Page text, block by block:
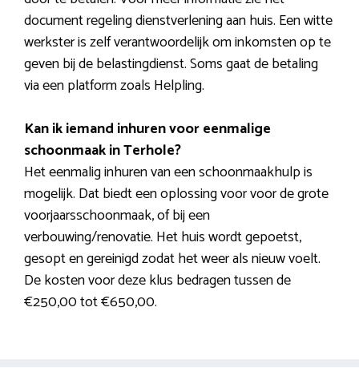
document regeling dienstverlening aan huis. Een witte
werkster is zelf verantwoordelijk om inkomsten op te
geven bij de belastingdienst. Soms gaat de betaling
via een platform zoals Helpling.
Kan ik iemand inhuren voor eenmalige
schoonmaak in Terhole?
Het eenmalig inhuren van een schoonmaakhulp is
mogelijk. Dat biedt een oplossing voor voor de grote
voorjaarsschoonmaak, of bij een
verbouwing/renovatie. Het huis wordt gepoetst,
gesopt en gereinigd zodat het weer als nieuw voelt.
De kosten voor deze klus bedragen tussen de
€250,00 tot €650,00.